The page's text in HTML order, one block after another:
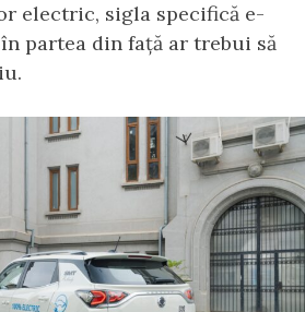
electric, sigla specifică e-
partea din față ar trebui să